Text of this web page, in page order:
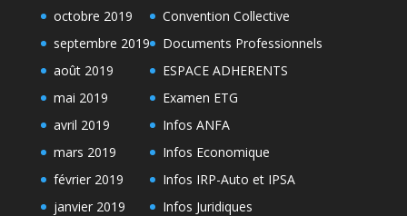
octobre 2019
septembre 2019
août 2019
mai 2019
avril 2019
mars 2019
février 2019
janvier 2019
Convention Collective
Documents Professionnels
ESPACE ADHERENTS
Examen ETG
Infos ANFA
Infos Economique
Infos IRP-Auto et IPSA
Infos Juridiques